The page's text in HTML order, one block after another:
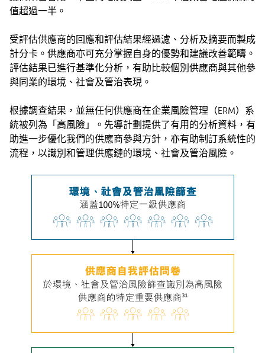
值超過一半。
受評估供應商的回應和評估結果經過濾、分析及摘要而製成
計分卡。供應商亦可充分掌握自身的優勢和建議改善範疇。
評估結果已進行基準化分析，有助比較個別供應商與其他參
與同業的環境、社會及管治表現。
根據調查結果，並無任何供應商在企業風險管理（ERM）系
統被列為「高風險」。先導計劃提供了有用的分析資料，有
助進一步優化我們的供應商參與方針，亦有助制訂系統性的
流程，以識別和管理供應鏈的環境、社會及管治風險。